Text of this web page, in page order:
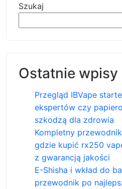
Szukaj
Ostatnie wpisy
Przegląd IBVape
ekspertów czy
szkodzą dla zdrowia
Kompletny
gdzie kupić rx250
z gwarancją jakości
E-Shisha i wkład do
przewodnik po